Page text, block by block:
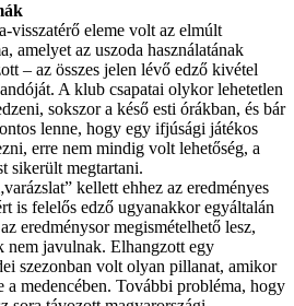
visszatérő eleme volt az elmúlt
amelyet az uszoda használatának
– az összes jelen lévő edző kivétel
A klub csapatai olykor lehetetlen
sokszor a késő esti órákban, és bár
lenne, hogy egy ifjúsági játékos
erre nem mindig volt lehetőség, a
sikerült megtartani.
kellett ehhez az eredményes
is felelős edző ugyanakkor egyáltalán
eredménysor megismételhető lesz,
nem javulnak. Elhangzott egy
szezonban volt olyan pillanat, amikor
a medencében. További probléma, hogy